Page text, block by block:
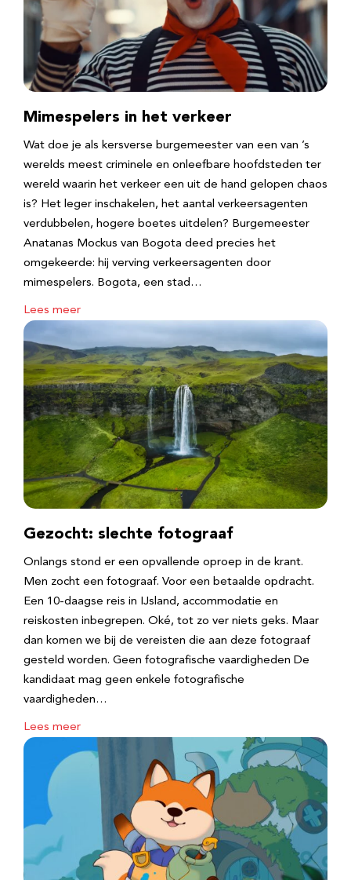
Mimespelers in het verkeer
Wat doe je als kersverse burgemeester van een van ’s
werelds meest criminele en onleefbare hoofdsteden ter
wereld waarin het verkeer een uit de hand gelopen chaos
is? Het leger inschakelen, het aantal verkeersagenten
verdubbelen, hogere boetes uitdelen? Burgemeester
Anatanas Mockus van Bogota deed precies het
omgekeerde: hij verving verkeersagenten door
mimespelers. Bogota, een stad…
Lees meer
Gezocht: slechte fotograaf
Onlangs stond er een opvallende oproep in de krant.
Men zocht een fotograaf. Voor een betaalde opdracht.
Een 10-daagse reis in IJsland, accommodatie en
reiskosten inbegrepen. Oké, tot zo ver niets geks. Maar
dan komen we bij de vereisten die aan deze fotograaf
gesteld worden. Geen fotografische vaardigheden De
kandidaat mag geen enkele fotografische
vaardigheden…
Lees meer